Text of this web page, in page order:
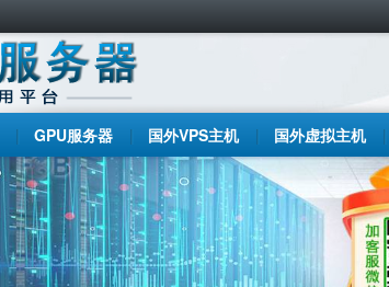
GPU服务器 国外VPS主机 国外虚拟主机